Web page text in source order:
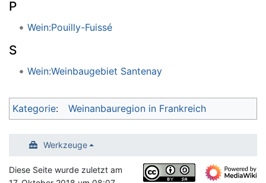
P
Wein:Pouilly-Fuissé
S
Wein:Weinbaugebiet Santenay
Kategorie: Weinanbauregion in Frankreich
Werkzeuge
Diese Seite wurde zuletzt am